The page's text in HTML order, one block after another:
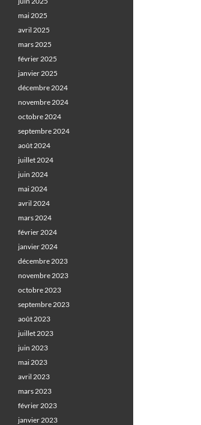
mai 2025
avril 2025
mars 2025
février 2025
janvier 2025
décembre 2024
novembre 2024
octobre 2024
septembre 2024
août 2024
juillet 2024
juin 2024
mai 2024
avril 2024
mars 2024
février 2024
janvier 2024
décembre 2023
novembre 2023
octobre 2023
septembre 2023
août 2023
juillet 2023
juin 2023
mai 2023
avril 2023
mars 2023
février 2023
janvier 2023